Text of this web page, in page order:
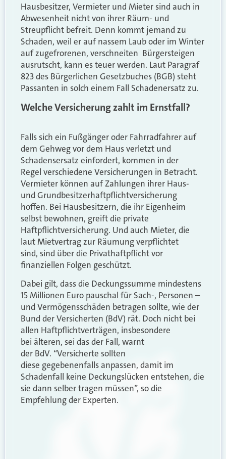
Hausbesitzer, Vermieter und Mieter sind auch in
Abwesenheit nicht von ihrer Räum- und
Streupflicht befreit. Denn kommt jemand zu
Schaden, weil er auf nassem Laub oder im Winter
auf zugefrorenen, verschneiten Bürgersteigen
ausrutscht, kann es teuer werden. Laut Paragraf
823 des Bürgerlichen Gesetzbuches (BGB) steht
Passanten in solch einem Fall Schadenersatz zu.
Welche Versicherung zahlt im Ernstfall?
Falls sich ein Fußgänger oder Fahrradfahrer auf
dem Gehweg vor dem Haus verletzt und
Schadensersatz einfordert, kommen in der
Regel verschiedene Versicherungen in Betracht.
Vermieter können auf Zahlungen ihrer Haus-
und Grundbesitzerhaftpflichtversicherung
hoffen. Bei Hausbesitzern, die ihr Eigenheim
selbst bewohnen, greift die private
Haftpflichtversicherung. Und auch Mieter, die
laut Mietvertrag zur Räumung verpflichtet
sind, sind über die Privathaftpflicht vor
finanziellen Folgen geschützt.
Dabei gilt, dass die Deckungssumme mindestens
15 Millionen Euro pauschal für Sach-, Personen –
und Vermögensschäden betragen sollte, wie der
Bund der Versicherten (BdV) rät. Doch nicht bei
allen Haftpflichtverträgen, insbesondere
bei älteren, sei das der Fall, warnt
der BdV. “Versicherte sollten
diese gegebenenfalls anpassen, damit im
Schadenfall keine Deckungslücken entstehen, die
sie dann selber tragen müssen”, so die
Empfehlung der Experten.